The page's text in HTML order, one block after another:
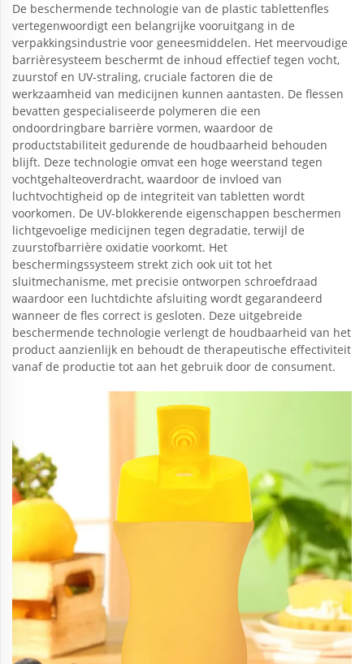
De beschermende technologie van de plastic tablettenfles
vertegenwoordigt een belangrijke vooruitgang in de
verpakkingsindustrie voor geneesmiddelen. Het meervoudige
barrièresysteem beschermt de inhoud effectief tegen vocht,
zuurstof en UV-straling, cruciale factoren die de
werkzaamheid van medicijnen kunnen aantasten. De flessen
bevatten gespecialiseerde polymeren die een
ondoordringbare barrière vormen, waardoor de
productstabiliteit gedurende de houdbaarheid behouden
blijft. Deze technologie omvat een hoge weerstand tegen
vochtgehalteoverdracht, waardoor de invloed van
luchtvochtigheid op de integriteit van tabletten wordt
voorkomen. De UV-blokkerende eigenschappen beschermen
lichtgevoelige medicijnen tegen degradatie, terwijl de
zuurstofbarrière oxidatie voorkomt. Het
beschermingssysteem strekt zich ook uit tot het
sluitmechanisme, met precisie ontworpen schroefdraad
waardoor een luchtdichte afsluiting wordt gegarandeerd
wanneer de fles correct is gesloten. Deze uitgebreide
beschermende technologie verlengt de houdbaarheid van het
product aanzienlijk en behoudt de therapeutische effectiviteit
vanaf de productie tot aan het gebruik door de consument.